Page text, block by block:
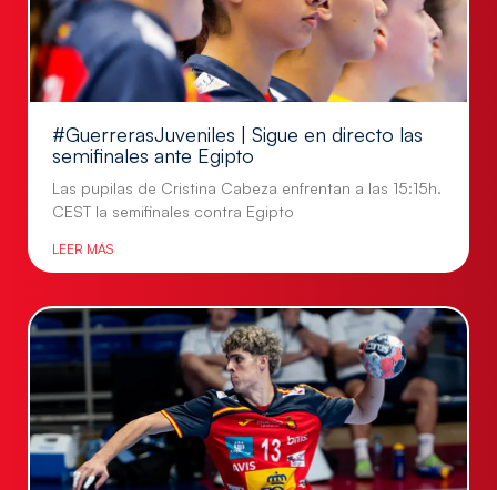
#GuerrerasJuveniles | Sigue en directo las
semifinales ante Egipto
Las pupilas de Cristina Cabeza enfrentan a las 15:15h.
CEST la semifinales contra Egipto
LEER MÁS